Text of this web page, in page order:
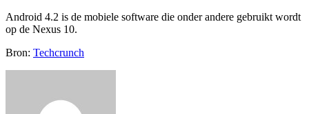
Android 4.2 is de mobiele software die onder andere gebruikt wordt
op de Nexus 10.
Bron: Techcrunch